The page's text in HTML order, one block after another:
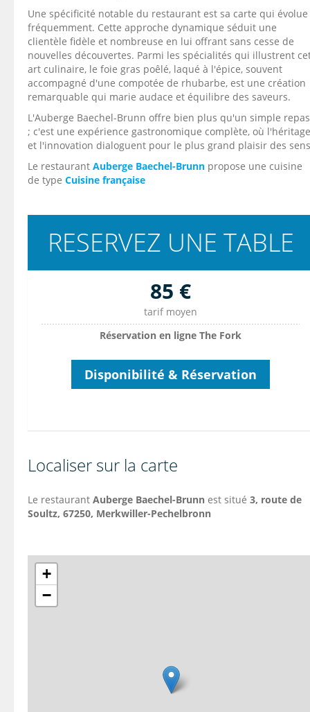
Une spécificité notable du restaurant est sa carte qui évolue
fréquemment. Cette approche dynamique séduit une
clientèle fidèle et nombreuse en lui offrant sans cesse de
nouvelles découvertes. Parmi les spécialités qui illustrent
art culinaire, le foie gras poêlé, laqué à l'épice, souvent
accompagné d'une compotée de rhubarbe, est une création
remarquable qui marie audace et équilibre des saveurs.
L'Auberge Baechel-Brunn offre bien plus qu'un simple repas
; c'est une expérience gastronomique complète, où l'héritage
et l'innovation dialoguent pour le plus grand plaisir des
Le restaurant Auberge Baechel-Brunn propose une cuisine
de type Cuisine française
RESERVEZ UNE TABLE
85 €
tarif moyen
Réservation en ligne The Fork
Disponibilité & Réservation
Localiser sur la carte
Le restaurant Auberge Baechel-Brunn est situé 3, route de
Soultz, 67250, Merkwiller-Pechelbronn
+
−